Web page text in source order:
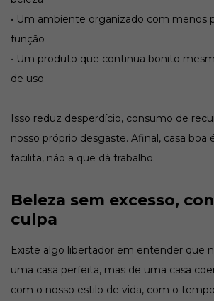
• Um ambiente organizado com menos
função
• Um produto que continua bonito
de uso
Isso reduz desperdício, consumo de
nosso próprio desgaste. Afinal, casa boa
facilita, não a que dá trabalho.
Beleza sem excesso,
culpa
Existe algo libertador em entender que
uma casa perfeita, mas de uma casa
com o nosso estilo de vida, com o